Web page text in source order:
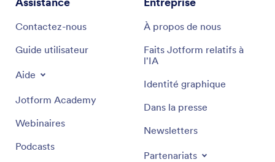
Contactez-nous
Guide utilisateur
Aide
Jotform Academy
Webinaires
Podcasts
À propos de nous
Faits Jotform relatifs à
l'IA
Identité graphique
Dans la presse
Newsletters
Partenariats